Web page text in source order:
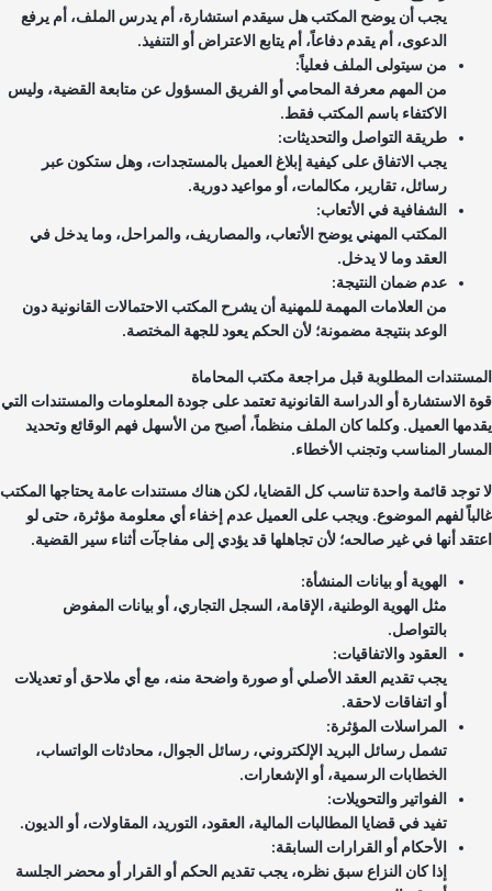
يجب أن يوضح المكتب هل سيقدم استشارة، أم يدرس الملف، أم يرفع
الدعوى، أم يقدم دفاعاً، أم يتابع الاعتراض أو التنفيذ.
من سيتولى الملف فعلياً:
من المهم معرفة المحامي أو الفريق المسؤول عن متابعة القضية، وليس
الاكتفاء باسم المكتب فقط.
طريقة التواصل والتحديثات:
يجب الاتفاق على كيفية إبلاغ العميل بالمستجدات، وهل ستكون عبر
رسائل، تقارير، مكالمات، أو مواعيد دورية.
الشفافية في الأتعاب:
المكتب المهني يوضح الأتعاب، والمصاريف، والمراحل، وما يدخل في
العقد وما لا يدخل.
عدم ضمان النتيجة:
من العلامات المهمة للمهنية أن يشرح المكتب الاحتمالات القانونية دون
الوعد بنتيجة مضمونة؛ لأن الحكم يعود للجهة المختصة.
المطلوبة قبل مراجعة مكتب المحاماة
الاستشارة أو الدراسة القانونية تعتمد على جودة المعلومات والمستندات التي
العميل. وكلما كان الملف منظماً، أصبح من الأسهل فهم الوقائع وتحديد
المناسب وتجنب الأخطاء.
توجد قائمة واحدة تناسب كل القضايا، لكن هناك مستندات عامة يحتاجها المكتب
لفهم الموضوع. ويجب على العميل عدم إخفاء أي معلومة مؤثرة، حتى لو
أنها في غير صالحه؛ لأن تجاهلها قد يؤدي إلى مفاجآت أثناء سير القضية.
الهوية أو بيانات المنشأة:
مثل الهوية الوطنية، الإقامة، السجل التجاري، أو بيانات المفوض
بالتواصل.
العقود والاتفاقيات:
يجب تقديم العقد الأصلي أو صورة واضحة منه، مع أي ملاحق أو تعديلات
أو اتفاقات لاحقة.
المراسلات المؤثرة:
تشمل رسائل البريد الإلكتروني، رسائل الجوال، محادثات الواتساب،
الخطابات الرسمية، أو الإشعارات.
الفواتير والتحويلات:
تفيد في قضايا المطالبات المالية، العقود، التوريد، المقاولات، أو الديون.
الأحكام أو القرارات السابقة:
إذا كان النزاع سبق نظره، يجب تقديم الحكم أو القرار أو محضر الجلسة